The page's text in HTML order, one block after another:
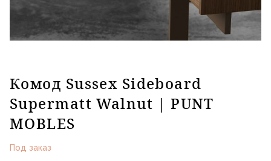
Комод Sussex Sideboard
Supermatt Walnut | PUNT
MOBLES
Под заказ